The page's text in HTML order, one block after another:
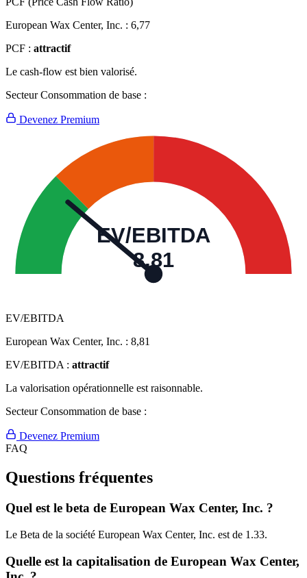
European Wax Center, Inc. : 6,77
PCF : attractif
Le cash-flow est bien valorisé.
Secteur Consommation de base :
Devenez Premium
EV/EBITDA
8,81
EV/EBITDA
European Wax Center, Inc. : 8,81
EV/EBITDA : attractif
La valorisation opérationnelle est raisonnable.
Secteur Consommation de base :
Devenez Premium
FAQ
Questions fréquentes
Quel est le beta de European Wax Center, Inc. ?
Le Beta de la société European Wax Center, Inc. est de 1.33.
Quelle est la capitalisation de European Wax Center,